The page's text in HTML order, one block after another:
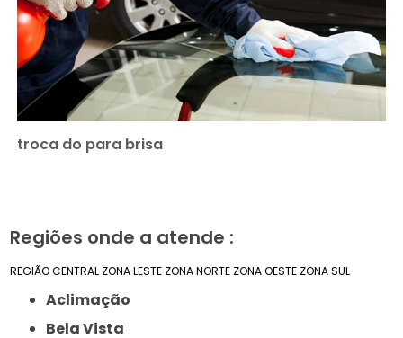
troca do para brisa
Regiões onde a atende :
REGIÃO CENTRAL ZONA LESTE ZONA NORTE ZONA OESTE ZONA SUL
Aclimação
Bela Vista